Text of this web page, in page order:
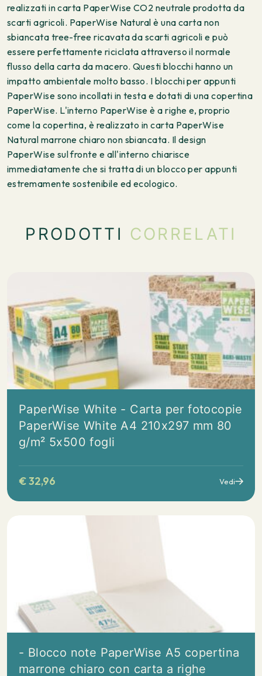
realizzati in carta PaperWise CO2 neutrale prodotta da
scarti agricoli. PaperWise Natural è una carta non
sbiancata tree-free ricavata da scarti agricoli e può
essere perfettamente riciclata attraverso il normale
flusso della carta da macero. Questi blocchi hanno un
impatto ambientale molto basso. I blocchi per appunti
PaperWise sono incollati in testa e dotati di una copertina
PaperWise. L'interno PaperWise è a righe e, proprio
come la copertina, è realizzato in carta PaperWise
Natural marrone chiaro non sbiancata. Il design
PaperWise sul fronte e all'interno chiarisce
immediatamente che si tratta di un blocco per appunti
estremamente sostenibile ed ecologico.
PRODOTTI CORRELATI
PaperWise White - Carta per fotocopie
PaperWise White A4 210x297 mm 80
g/m² 5x500 fogli
€32,96 Vedi
- Blocco note PaperWise A5 copertina
marrone chiaro con carta a righe